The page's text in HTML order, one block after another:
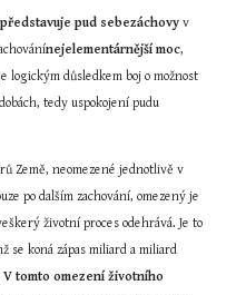
představuje pud sebezáchovy v
nejelementárnější moc,
logickým důsledkem boj o možnost
tedy uspokojení pudu
Země, neomezené jednotlivě v
po dalším zachování, omezený je
životní proces odehrává. Je to
se koná zápas miliard a miliard
V tomto omezení životního